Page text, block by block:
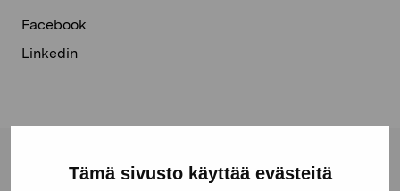
Tämä sivusto käyttää evästeitä
Facebook
Linkedin
Pro Artibus -säätiö